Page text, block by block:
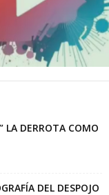
LA DERROTA COMO
DEL DESPOJO